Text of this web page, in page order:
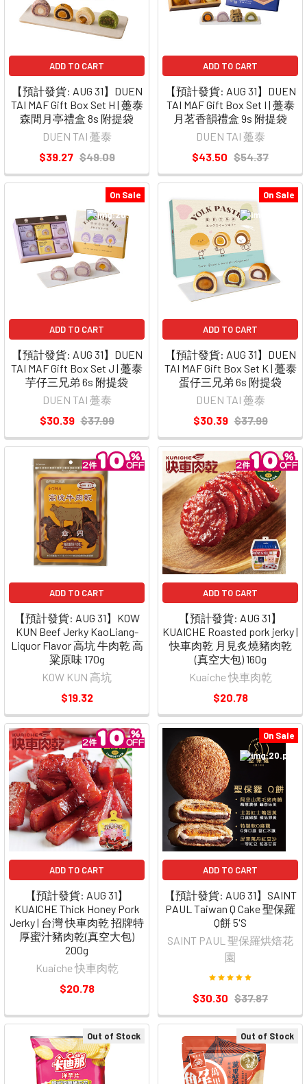
Out of Stock Out of Stock
ADD TO CART
【預計發貨: AUG 31】DUEN
TAI MAF Gift Box Set H | 躉泰
森間月亭禮盒 8s 附提袋
DUEN TAI 躉泰
$39.27 $49.09
ADD TO CART
【預計發貨: AUG 31】DUEN
TAI MAF Gift Box Set I | 躉泰
月茗香韻禮盒 9s 附提袋
DUEN TAI 躉泰
$43.50 $54.37
On Sale
ADD TO CART
【預計發貨: AUG 31】DUEN
TAI MAF Gift Box Set J | 躉泰
芋仔三兄弟 6s 附提袋
DUEN TAI 躉泰
$30.39 $37.99
On Sale
ADD TO CART
【預計發貨: AUG 31】DUEN
TAI MAF Gift Box Set K | 躉泰
蛋仔三兄弟 6s 附提袋
DUEN TAI 躉泰
$30.39 $37.99
ADD TO CART
【預計發貨: AUG 31】KOW
KUN Beef Jerky KaoLiang-
Liquor Flavor 高坑 牛肉乾 高
粱原味 170g
KOW KUN 高坑
$19.32
ADD TO CART
【預計發貨: AUG 31】
KUAICHE Roasted pork jerky |
快車肉乾 月見炙燒豬肉乾
(真空大包) 160g
Kuaiche 快車肉乾
$20.78
ADD TO CART
【預計發貨: AUG 31】
KUAICHE Thick Honey Pork
Jerky | 台灣 快車肉乾 招牌特
厚蜜汁豬肉乾(真空大包)
200g
Kuaiche 快車肉乾
$20.78
On Sale
ADD TO CART
【預計發貨: AUG 31】SAINT
PAUL Taiwan Q Cake 聖保羅
Q餅 5'S
SAINT PAUL 聖保羅烘焙花
園
$30.30 $37.87